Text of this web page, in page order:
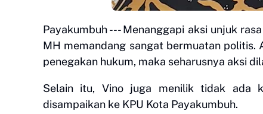
Payakumbuh --- Menanggapi aksi unjuk
MH memandang sangat bermuatan politis.
penegakan hukum, maka seharusnya aksi
Selain itu, Vino juga menilik tidak ada
disampaikan ke KPU Kota Payakumbuh.